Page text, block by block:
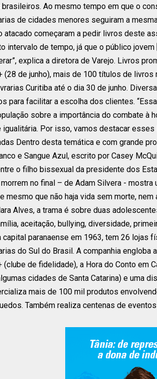
Ao mesmo tempo em que o
de cidades menores seguiram a
atacado começaram a pedir livros deste
intervalo de tempo, já que o público
explica a diretora de Varejo. Livros
(28 de junho), mais de 100 títulos de
Curitiba até o dia 30 de junho.
para facilitar a escolha dos clientes.
sobre a importância do combate à
Por isso, vamos destacar
Dentro desta temática e com grande
e Sangue Azul, escrito por Casey
o filho bissexual da presidente dos
morrem no final – de Adam Silvera -
mesmo que não haja vida sem morte,
Alves, a trama é sobre duas
aceitação, bullying, diversidade,
capital paranaense em 1963, tem 26 lojas
do Sul do Brasil. A companhia
(clube de fidelidade), a Hora do Conto em
cidades de Santa Catarina) e uma
mais de 100 mil produtos
Também realiza centenas de